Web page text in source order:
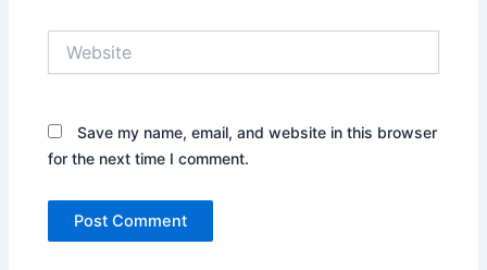
Save my name, email, and website in this browser
for the next time I comment.